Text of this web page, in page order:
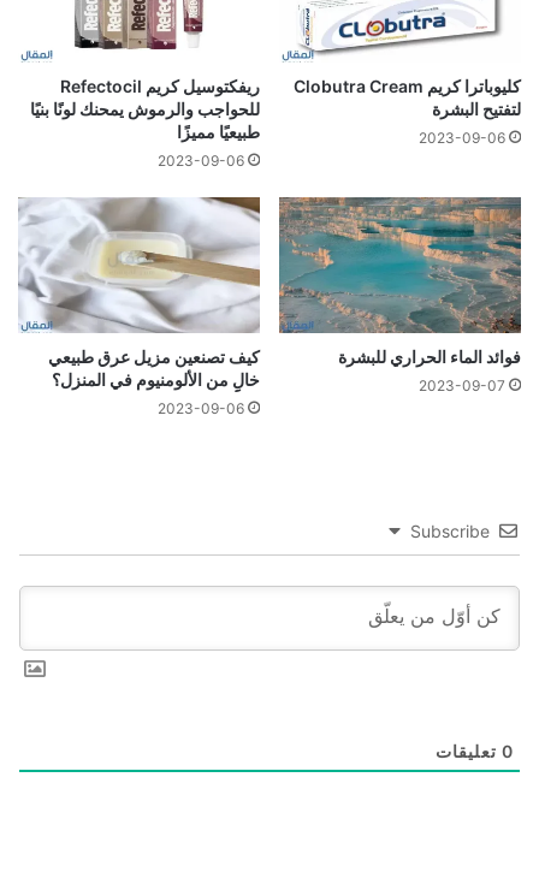
كليوباترا كريم Clobutra Cream
لتفتيح البشرة
2023-09-06
ريفكتوسيل كريم Refectocil
للحواجب والرموش يمحنك لونًا بنيًا
طبيعيًا مميزًا
2023-09-06
فوائد الماء الحراري للبشرة
2023-09-07
كيف تصنعين مزيل عرق طبيعي
خالِِ من الألومنيوم في المنزل؟
2023-09-06
Subscribe
0 تعليقات